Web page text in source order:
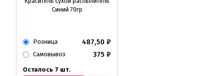
Синий 70гр
Розница 487,50 ₽
Самовывоз 375 ₽
Осталось 7 шт.